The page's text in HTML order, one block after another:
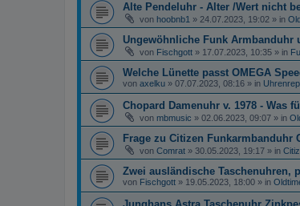
Alte Pendeluhr - Alter /Wert nicht
von hoobnb1 » 24.07.2023, 19:02 » in
Ungewöhnliche Funk
von Fischgott » 17.07.2023, 10:35 » in
Welche Lünette passt OMEGA
von axelku » 07.07.2023, 08:16 » in
Chopard Damenuhr v. 1978 - Was
von mbmusic » 02.06.2023, 09:07 » in
Frage zu Citizen Funkarmbanduhr
von Comrat » 30.05.2023, 19:17 » in
Zwei ausländische Taschenuhren,
von Fischgott » 19.05.2023, 18:00 » in